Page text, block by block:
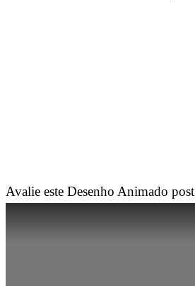
Avalie este Desenho Animado post